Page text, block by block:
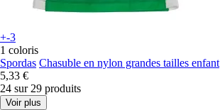
+-3
1 coloris
Spordas Chasuble en nylon grandes tailles enfant
5,33 €
24 sur 29 produits
Voir plus